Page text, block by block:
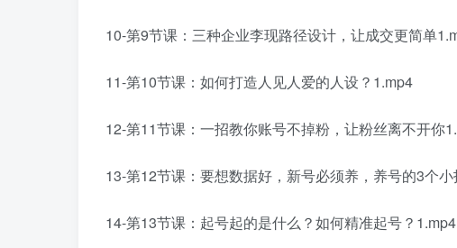
10-第9节课：三种企业李现路径设计，让成交更简单
11-第10节课：如何打造人见人爱的人设？1.mp4
12-第11节课：一招教你账号不掉粉，让粉丝离不开你
13-第12节课：要想数据好，新号必须养，养号的3个
14-第13节课：起号起的是什么？如何精准起号？1.mp4